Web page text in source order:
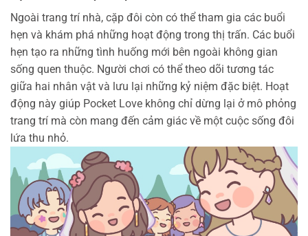
Ngoài trang trí nhà, cặp đôi còn có thể tham gia các buổi
hẹn và khám phá những hoạt động trong thị trấn. Các buổi
hẹn tạo ra những tình huống mới bên ngoài không gian
sống quen thuộc. Người chơi có thể theo dõi tương tác
giữa hai nhân vật và lưu lại những kỷ niệm đặc biệt. Hoạt
động này giúp Pocket Love không chỉ dừng lại ở mô phỏng
trang trí mà còn mang đến cảm giác về một cuộc sống đôi
lứa thu nhỏ.